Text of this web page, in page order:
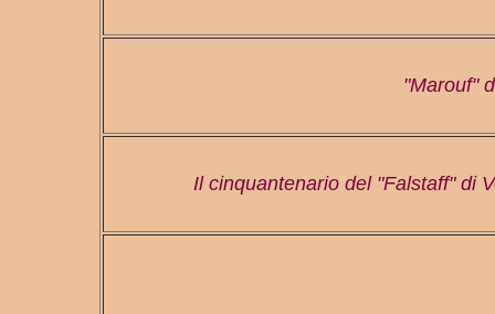
"Marouf"
Il cinquantenario del "Falstaff" di